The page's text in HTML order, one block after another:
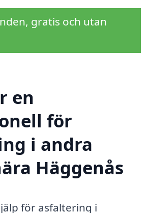
gratis och utan
en
för
i andra
Häggenås
för asfaltering i